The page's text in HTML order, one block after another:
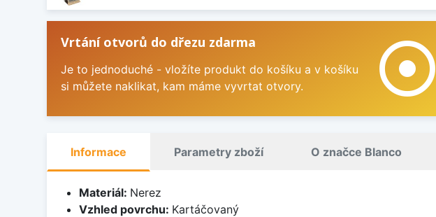
Vrtání otvorů do dřezu zdarma
Je to jednoduché - vložíte produkt do košíku a v košíku
si můžete naklikat, kam máme vyvrtat otvory.
adjust
Informace Parametry zboží O značce Blanco
Materiál: Nerez
Vzhled povrchu: Kartáčovaný